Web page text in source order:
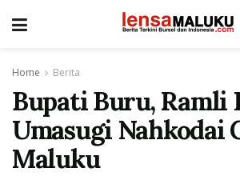
Home Berita
Bupati Buru, Ramli
Umasugi Nahkodai
Maluku